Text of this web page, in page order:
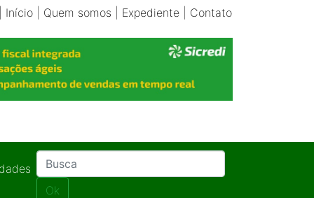
Início| Quem somos Expediente| Contato
Ok